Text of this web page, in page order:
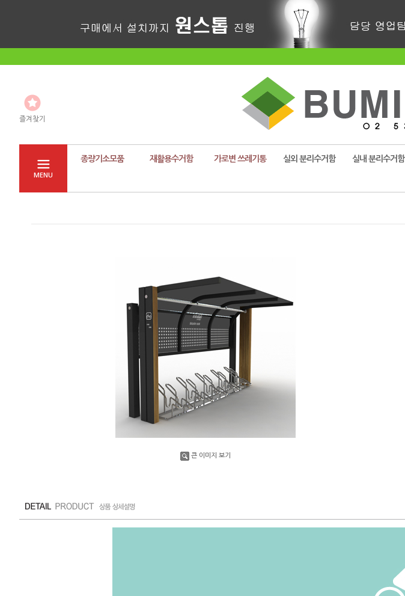
즐겨찾기
MENU
종량기소모품 재활용수거함 가로변 쓰레기통 실외 분리수거함 실내 분리수거함
큰 이미지 보기